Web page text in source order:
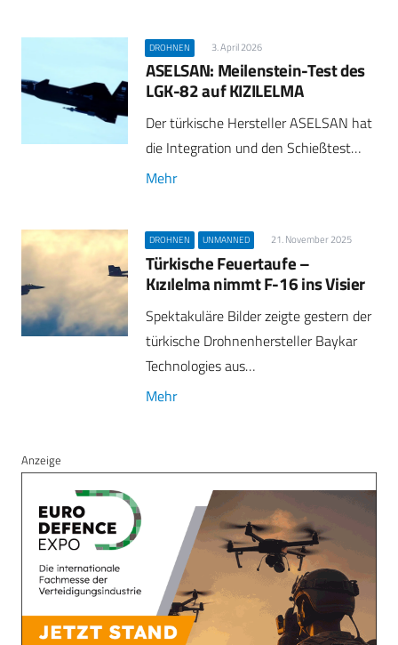
DROHNEN 3. April 2026
ASELSAN: Meilenstein-Test des
LGK-82 auf KIZILELMA
Der türkische Hersteller ASELSAN hat
die Integration und den Schießtest…
Mehr
DROHNEN UNMANNED 21. November 2025
Türkische Feuertaufe –
Kızılelma nimmt F-16 ins Visier
Spektakuläre Bilder zeigte gestern der
türkische Drohnenhersteller Baykar
Technologies aus…
Mehr
Anzeige